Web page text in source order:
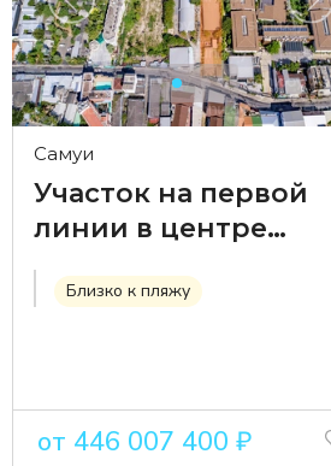
Самуи
Участок на первой
линии в центре
пляжа Чавенг
Близко к пляжу
от 446 007 400 ₽